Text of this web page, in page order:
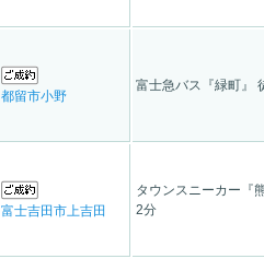
都留市小野
富士急バス『緑町』
富士吉田市上吉田
タウンスニーカー『
2分